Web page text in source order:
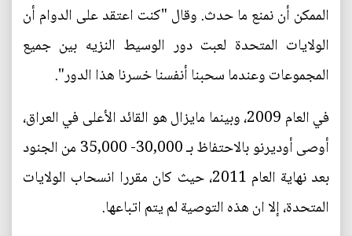
الممكن أن نمنع ما حدث. وقال "كنت اعتقد على الدوام أن
الولايات المتحدة لعبت دور الوسيط النزيه بين جميع
المجموعات وعندما سحبنا أنفسنا خسرنا هذا الدور".
في العام 2009، وبينما مايزال هو القائد الأعلى في العراق،
أوصى أوديرنو بالاحتفاظ بـ 30,000- 35,000 من الجنود
بعد نهاية العام 2011، حيث كان مقررا انسحاب الولايات
المتحدة، إلا ان هذه التوصية لم يتم اتباعها.